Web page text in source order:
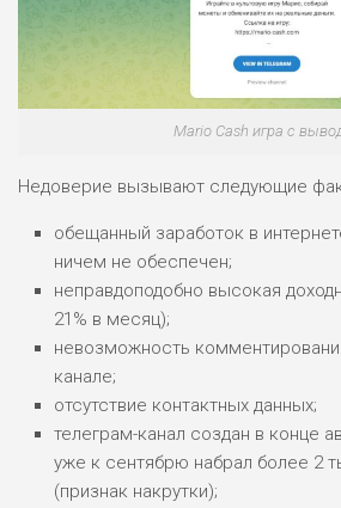
Mario Cash игра с
Недоверие вызывают следующие
обещанный заработок в
ничем не обеспечен;
неправдоподобно высокая
21% в месяц);
невозможность
канале;
отсутствие контактных данных;
телеграм-канал создан в конце
уже к сентябрю набрал более 2
(признак накрутки);